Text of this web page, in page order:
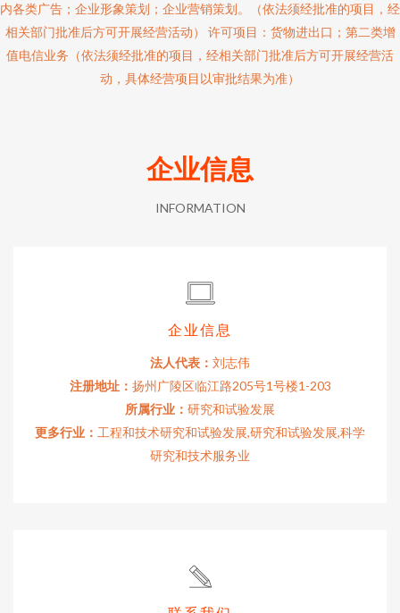
内各类广告；企业形象策划；企业营销策划。（依法须经批准的项目，经
相关部门批准后方可开展经营活动） 许可项目：货物进出口；第二类增
值电信业务（依法须经批准的项目，经相关部门批准后方可开展经营活
动，具体经营项目以审批结果为准）
企业信息
INFORMATION
企业信息
法人代表： 刘志伟
注册地址： 扬州广陵区临江路205号1号楼1-203
所属行业： 研究和试验发展
更多行业： 工程和技术研究和试验发展,研究和试验发展,科学
研究和技术服务业